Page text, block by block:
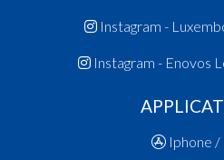
Instagram -
Instagram - Enovos
Iphone /